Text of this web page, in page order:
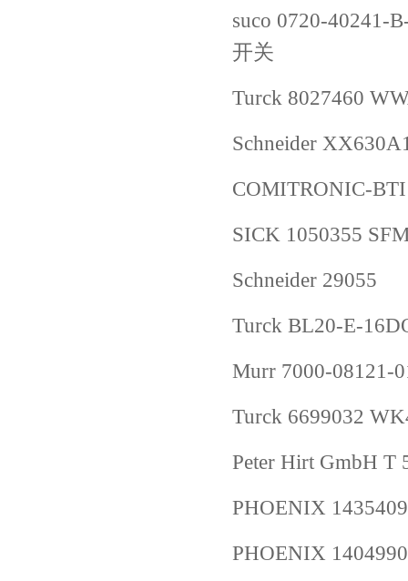
suco 0720-40241-
开关
Turck 8027460
Schneider
COMITRONIC-
SICK 1050355
Schneider 29055
Turck BL20-E-
Murr 7000-08121-
Turck 6699032
Peter Hirt GmbH T
PHOENIX 1435409
PHOENIX 1404990